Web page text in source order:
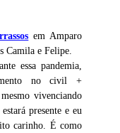
em Amparo
Camila e Felipe.
essa pandemia,
no civil +
vivenciando
presente e eu
carinho. É como